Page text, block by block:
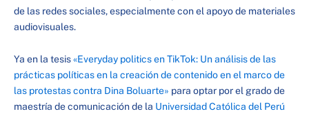
de las redes sociales, especialmente con el apoyo de materiales
audiovisuales.
Ya en la tesis«Everyday politics en TikTok: Un análisis de las
prácticas políticas en la creación de contenido en el marco de
las protestas contra Dina Boluarte» para optar por el grado de
maestría de comunicación de la Universidad Católica del Perú